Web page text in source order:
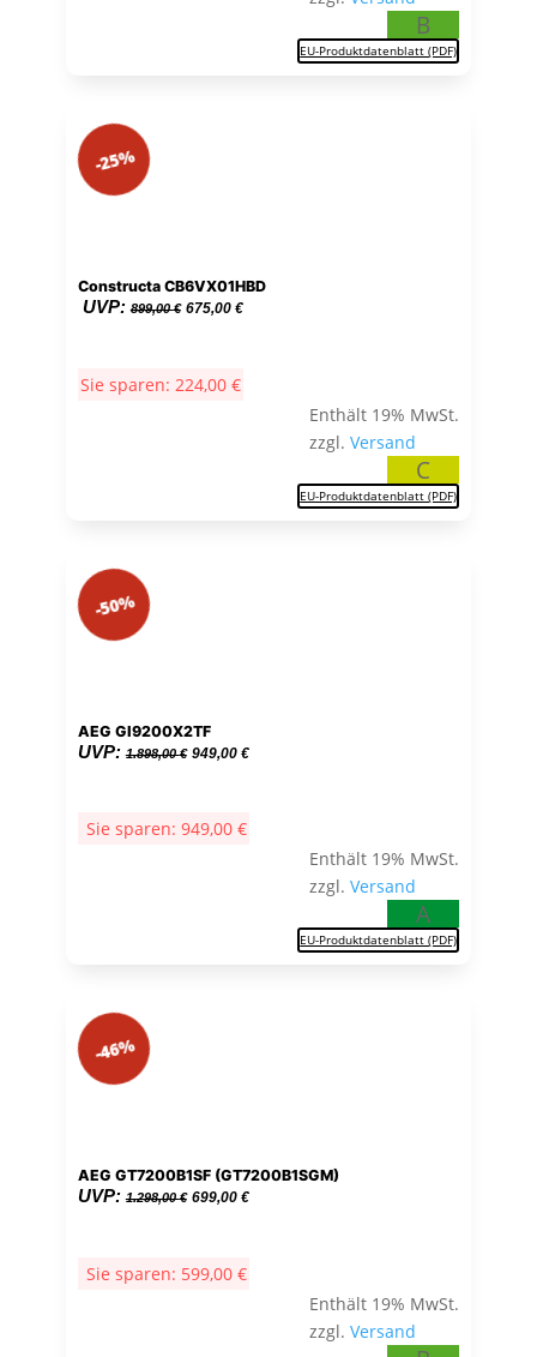
B
EU-Produktdatenblatt (PDF)
Constructa CB6VX01HBD
UVP: 899,00€ Ursprünglicher
899,00 €
675,00 €Aktueller
Sie sparen: 224,00 €
Enthält 19% MwSt.
zzgl.Versand
C
EU-Produktdatenblatt (PDF)
-25%
AEG GI9200X2TF
UVP: 1.898,00€ Ursprünglicher
1.898,00 €
949,00 €Aktueller
Sie sparen: 949,00 €
Enthält 19% MwSt.
zzgl.Versand
A
EU-Produktdatenblatt (PDF)
-50%
AEG GT7200B1SF (GT7200B1SGM)
UVP: 1.298,00€ Ursprünglicher
1.298,00 €
699,00 €Aktueller
Sie sparen: 599,00 €
Enthält 19% MwSt.
zzgl.Versand
-46%